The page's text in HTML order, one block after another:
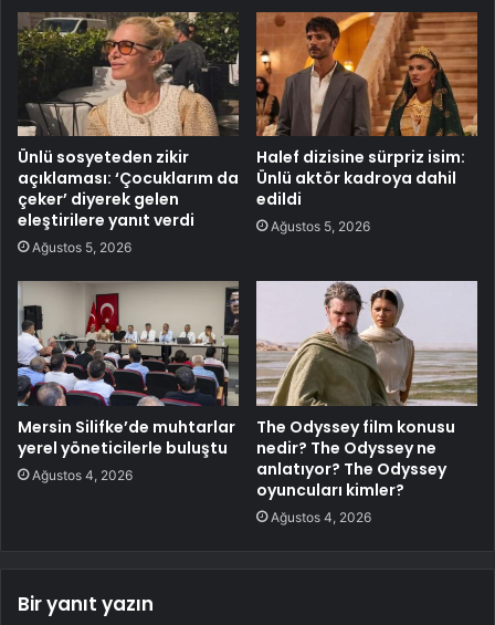
Ünlü sosyeteden zikir
açıklaması: ‘Çocuklarım da
çeker’ diyerek gelen
eleştirilere yanıt verdi
Ağustos 5, 2026
Halef dizisine sürpriz isim:
Ünlü aktör kadroya dahil
edildi
Ağustos 5, 2026
Mersin Silifke’de muhtarlar
yerel yöneticilerle buluştu
Ağustos 4, 2026
The Odyssey film konusu
nedir? The Odyssey ne
anlatıyor? The Odyssey
oyuncuları kimler?
Ağustos 4, 2026
Bir yanıt yazın